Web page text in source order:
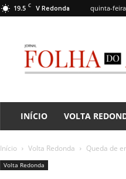
19.5 C V Redonda quinta-
Folha
do
Aço
INÍCIO VOLTA
Início Volta Redonda Queda de
Volta Redonda